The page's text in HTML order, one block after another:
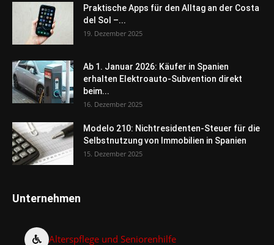
Praktische Apps für den Alltag an der Costa
del Sol –...
19. Dezember 2025
Ab 1. Januar 2026: Käufer in Spanien
erhalten Elektroauto-Subvention direkt
beim...
16. Dezember 2025
Modelo 210: Nichtresidenten-Steuer für die
Selbstnutzung von Immobilien in Spanien
15. Dezember 2025
Unternehmen
Alterspflege und Seniorenhilfe